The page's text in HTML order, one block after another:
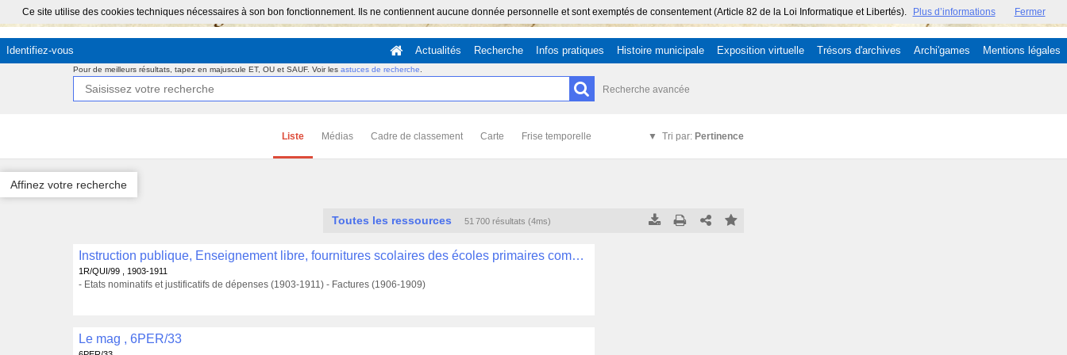
Ce site utilise des cookies techniques nécessaires à son bon fonctionnement. Ils ne contiennent aucune donnée personnelle et sont exemptés de consentement (Article 82 de la Loi Informatique et Libertés). Plus d’informations Fermer
Identifiez-vous Actualités Recherche Infos pratiques Histoire municipale Exposition virtuelle Trésors d'archives Archi'games Mentions légales
Pour de meilleurs résultats, tapez en majuscule ET, OU et SAUF. Voir les astuces de recherche
Recherche avancée
Liste Médias Cadre de classement Carte Frise temporelle Tri par: Pertinence
Affinez votre recherche
Toutes les ressources 51 700 résultats (4ms)
Instruction publique, Enseignement libre, fournitures scolaires des écoles primaires communales (1903-1911) , 1R/QUI/99
1R/QUI/99 , 1903-1911
- Etats nominatifs et justificatifs de dépenses (1903-1911) - Factures (1906-1909)
Le mag , 6PER/33